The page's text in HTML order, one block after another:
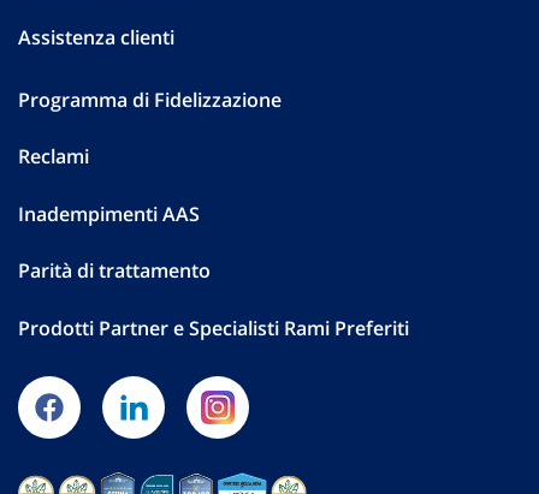
Assistenza clienti
Programma di Fidelizzazione
Reclami
Inadempimenti AAS
Parità di trattamento
Prodotti Partner e Specialisti Rami Preferiti